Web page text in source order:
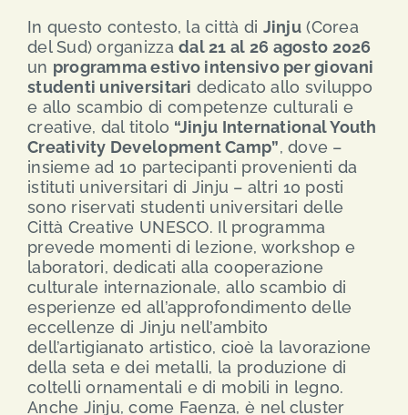
In questo contesto, la città di Jinju(Corea
del Sud) organizzadal 21 al 26 agosto 2026
un programma estivo intensivo per giovani
studenti universitari dedicato allo sviluppo
e allo scambio di competenze culturali e
creative, dal titolo “Jinju International Youth
Creativity Development Camp”, dove –
insieme ad 10 partecipanti provenienti da
istituti universitari di Jinju – altri 10 posti
sono riservati studenti universitari delle
Città Creative UNESCO. Il programma
prevede momenti di lezione, workshop e
laboratori, dedicati alla cooperazione
culturale internazionale, allo scambio di
esperienze ed all’approfondimento delle
eccellenze di Jinju nell’ambito
dell’artigianato artistico, cioè la lavorazione
della seta e dei metalli, la produzione di
coltelli ornamentali e di mobili in legno.
Anche Jinju, come Faenza, è nel cluster